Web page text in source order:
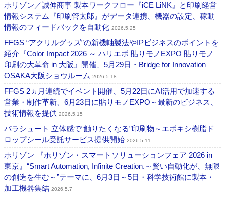
ホリゾン／誠伸商事 製本ワークフロー『iCE LiNK』と印刷経営
情報システム『印刷管太郎』がデータ連携、機器の設定、稼動
情報のフィードバックを自動化 2026.5.25
FFGS “アクリルグッズ”の新機軸製法やIPビジネスのポイントを
紹介『Color Impact 2026 ～ ハリエポ 貼りモノEXPO 貼りモノ
印刷の大革命 in 大阪』開催、5月29日・Bridge for Innovation
OSAKA大阪ショウルーム 2026.5.18
FFGS 2ヵ月連続でイベント開催、5月22日にAI活用で加速する
営業・制作革新、6月23日に貼りモノEXPO～最新のビジネス、
技術情報を提供 2026.5.15
パラシュート ⽴体感で“触りたくなる”印刷物～エポキシ樹脂ド
ロップシール受託サービス提供開始 2026.5.11
ホリゾン 『ホリゾン・スマートソリューションフェア 2026 in
東京』“Smart Automation, Infinite Creation.～賢い自動化が、無限
の創造を生む～”テーマに、6月3日～5日・科学技術館に製本・
加工機器集結 2026.5.7